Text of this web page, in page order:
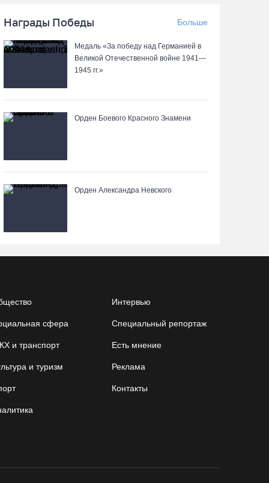
05.08.26 / 17:45
В заречной части Вологды открылся новый
В Вологде на 18 дворовых территориях
Осановская роща в Вологде стала
Георгий Филимонов: Мы создаём новую
архитектуру строительного рынка в области
13,4 тысячи человек
Награды Победы Больше
Медаль «За победу над Германией в
Великой Отечественной войне 1941—
1945 гг.»
Орден Боевого Красного Знамени
Орден Александра Невского
сфера
и транспорт
и туризм
Интервью
Специальный репортаж
Есть мнение
Реклама
Контакты